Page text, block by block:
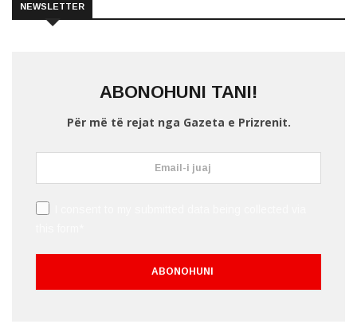
NEWSLETTER
ABONOHUNI TANI!
Për më të rejat nga Gazeta e Prizrenit.